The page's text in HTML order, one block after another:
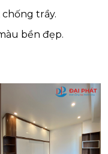
trầy.
bền đẹp.